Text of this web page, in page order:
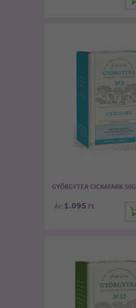
GYÖRGYTEA CICKAFARK 50G
Ár: 1.095 Ft